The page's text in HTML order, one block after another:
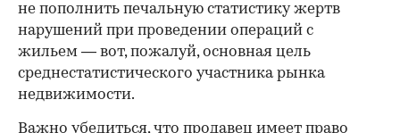
не пополнить печальную статистику жертв
нарушений при проведении операций с
жильем — вот, пожалуй, основная цель
среднестатистического участника рынка
недвижимости.
Важно убедиться, что продавец имеет право